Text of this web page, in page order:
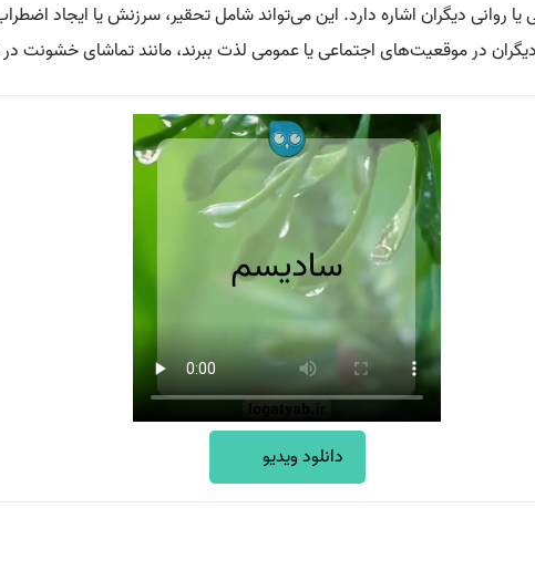
روانی دیگران اشاره دارد. این می‌تواند شامل تحقیر، سرزنش یا ایجاد
در موقعیت‌های اجتماعی یا عمومی لذت ببرند، مانند تماشای خشونت در
دانلود ویدیو